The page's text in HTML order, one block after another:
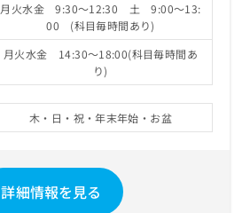
月火水金 9:30～12:30 土 9:00～13:
00 (科目毎時間あり)
月火水金 14:30～18:00(科目毎時間あ
り)
木・日・祝・年末年始・お盆
詳細情報を見る